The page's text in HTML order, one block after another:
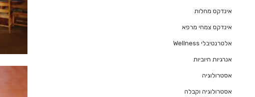
אינדקס מחלות
אינדקס צמחי מרפא
אלטרנטיבלי Wellness
אנרגיות חיוביות
אסטרולוגיה
אסטרולוגיה וקבלה